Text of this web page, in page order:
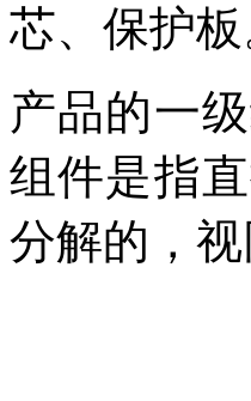
芯、保护板
产品的一
组件是指
分解的，视